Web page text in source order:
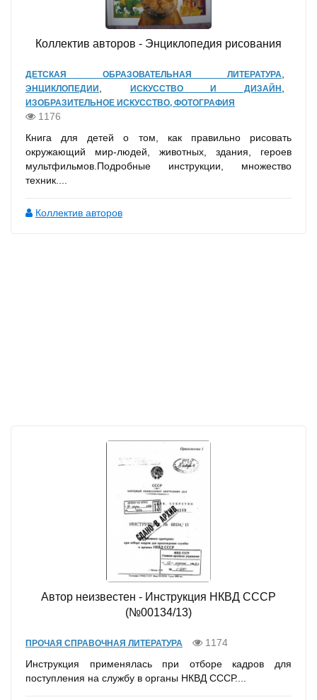
Коллектив авторов - Энциклопедия рисования
ДЕТСКАЯ ОБРАЗОВАТЕЛЬНАЯ ЛИТЕРАТУРА,
ЭНЦИКЛОПЕДИИ , ИСКУССТВО И ДИЗАЙН ,
ИЗОБРАЗИТЕЛЬНОЕ ИСКУССТВО, ФОТОГРАФИЯ
1176
Книга для детей о том, как правильно рисовать
окружающий мир-людей, животных, здания, героев
мультфильмов.Подробные инструкции, множество
техник....
Коллектив авторов
Автор неизвестен - Инструкция НКВД СССР
(№00134/13)
ПРОЧАЯ СПРАВОЧНАЯ ЛИТЕРАТУРА
1174
Инструкция применялась при отборе кадров для
поступления на службу в органы НКВД СССР....